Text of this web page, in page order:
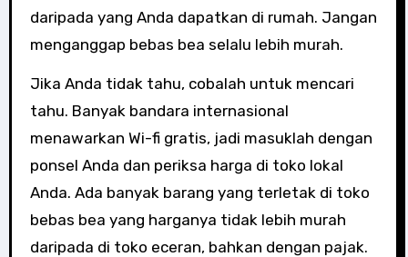
daripada yang Anda dapatkan di rumah. Jangan
menganggap bebas bea selalu lebih murah.
Jika Anda tidak tahu, cobalah untuk mencari
tahu. Banyak bandara internasional
menawarkan Wi-fi gratis, jadi masuklah dengan
ponsel Anda dan periksa harga di toko lokal
Anda. Ada banyak barang yang terletak di toko
bebas bea yang harganya tidak lebih murah
daripada di toko eceran, bahkan dengan pajak.